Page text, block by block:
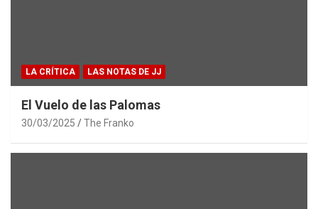
LA CRÍTICA LAS NOTAS DE JJ
El Vuelo de las Palomas
30/03/2025 The Franko